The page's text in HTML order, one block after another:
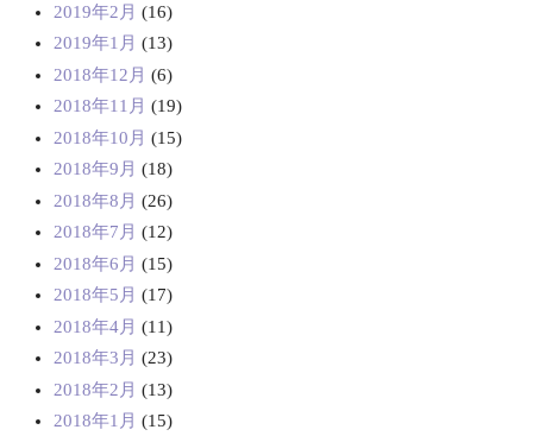
2019年2月 (16)
2019年1月 (13)
2018年12月 (6)
2018年11月 (19)
2018年10月 (15)
2018年9月 (18)
2018年8月 (26)
2018年7月 (12)
2018年6月 (15)
2018年5月 (17)
2018年4月 (11)
2018年3月 (23)
2018年2月 (13)
2018年1月 (15)